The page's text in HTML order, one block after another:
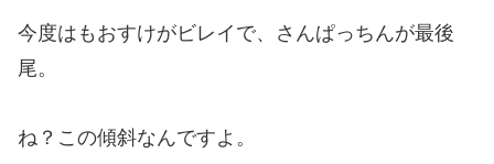
今度はもおすけがビレイで、さんぱっちんが最後
尾。
ね？この傾斜なんですよ。